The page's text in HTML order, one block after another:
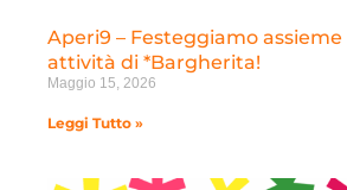
Aperi9 – Festeggiamo assieme
attività di *Bargherita!
Maggio 15, 2026
Leggi Tutto »